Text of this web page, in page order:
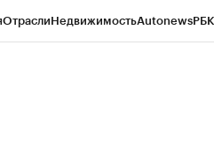
ОтраслиНедвижимостьAutonews